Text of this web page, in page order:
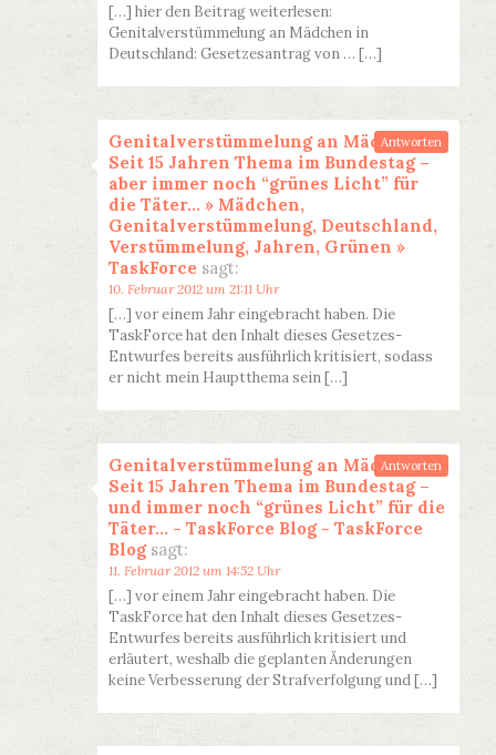
[…] hier den Beitrag weiterlesen:
Genitalverstümmelung an Mädchen in
Deutschland: Gesetzesantrag von … […]
Genitalverstümmelung an Mädchen:
Seit 15 Jahren Thema im Bundestag –
aber immer noch “grünes Licht” für
die Täter… » Mädchen,
Genitalverstümmelung, Deutschland,
Verstümmelung, Jahren, Grünen »
TaskForce sagt:
10. Februar 2012 um 21:11 Uhr
[…] vor einem Jahr eingebracht haben. Die
TaskForce hat den Inhalt dieses Gesetzes-
Entwurfes bereits ausführlich kritisiert, sodass
er nicht mein Hauptthema sein […]
Antworten
Genitalverstümmelung an Mädchen:
Seit 15 Jahren Thema im Bundestag –
und immer noch “grünes Licht” für die
Täter… - TaskForce Blog - TaskForce
Blog sagt:
11. Februar 2012 um 14:52 Uhr
[…] vor einem Jahr eingebracht haben. Die
TaskForce hat den Inhalt dieses Gesetzes-
Entwurfes bereits ausführlich kritisiert und
erläutert, weshalb die geplanten Änderungen
keine Verbesserung der Strafverfolgung und […]
Antworten